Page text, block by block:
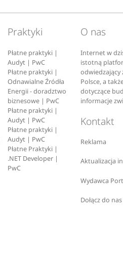
Praktyki
Płatne praktyki |
Audyt | PwC
Płatne praktyki |
Odnawialne Źródła
Energii - doradztwo
biznesowe | PwC
Płatne praktyki |
Audyt | PwC
Płatne praktyki |
Audyt | PwC
Płatne Praktyki |
.NET Developer |
PwC
O nas
Internet w
istotną
odwiedzający
Polsce, a
dotyczące
informacje
Kontakt
Reklama
Aktualizacja
Wydawca
Dołącz do nas